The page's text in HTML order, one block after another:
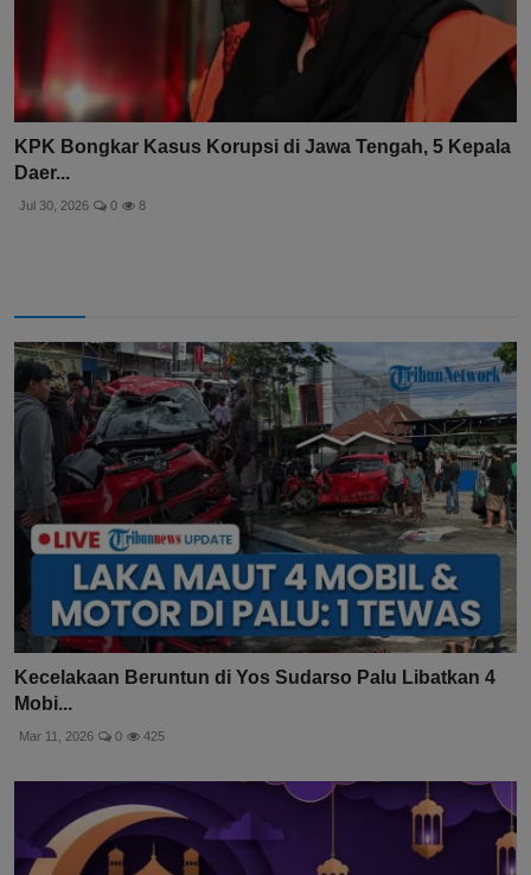
KPK Bongkar Kasus Korupsi di Jawa Tengah, 5 Kepala
Daer...
Jul 30, 2026 0 8
Kecelakaan Beruntun di Yos Sudarso Palu Libatkan 4
Mobi...
Mar 11, 2026 0 425